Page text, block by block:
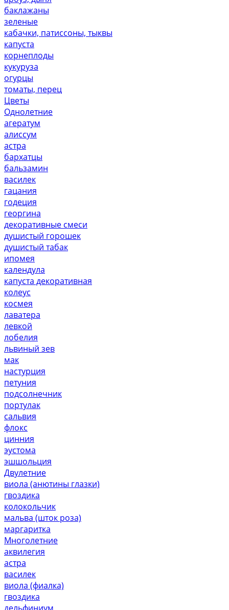
баклажаны
зеленые
кабачки, патиссоны, тыквы
капуста
корнеплоды
кукуруза
огурцы
томаты, перец
Цветы
Однолетние
агератум
алиссум
астра
бархатцы
бальзамин
василек
гацания
годеция
георгина
декоративные смеси
душистый горошек
душистый табак
ипомея
календула
капуста декоративная
колеус
космея
лаватера
левкой
лобелия
львиный зев
мак
настурция
петуния
подсолнечник
портулак
сальвия
флокс
цинния
эустома
эшшольция
Двулетние
виола (анютины глазки)
гвоздика
колокольчик
мальва (шток роза)
маргаритка
Многолетние
аквилегия
астра
василек
виола (фиалка)
гвоздика